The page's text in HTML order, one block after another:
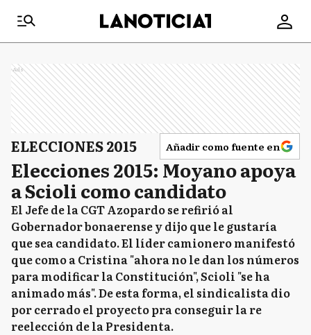
Ads
ELECCIONES 2015 Añadir como fuente en
Elecciones 2015: Moyano apoya
a Scioli como candidato
El Jefe de la CGT Azopardo se refirió al
Gobernador bonaerense y dijo que le gustaría
que sea candidato. El líder camionero manifestó
que como a Cristina "ahora no le dan los números
para modificar la Constitución", Scioli "se ha
animado más". De esta forma, el sindicalista dio
por cerrado el proyecto pra conseguir la re
reelección de la Presidenta.